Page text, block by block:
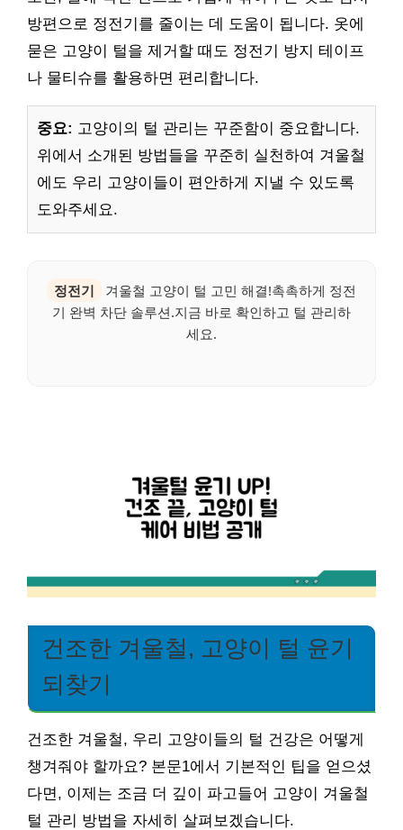
방편으로 정전기를 줄이는 데 도움이 됩니다. 옷에
묻은 고양이 털을 제거할 때도 정전기 방지 테이프
나 물티슈를 활용하면 편리합니다.
중요: 고양이의 털 관리는 꾸준함이 중요합니다.
위에서 소개된 방법들을 꾸준히 실천하여 겨울철
에도 우리 고양이들이 편안하게 지낼 수 있도록
도와주세요.
정전기
겨울철 고양이 털 고민 해결!촉촉하게 정전
기 완벽 차단 솔루션.지금 바로 확인하고 털 관리하
세요.
건조한 겨울철, 고양이 털 윤기
되찾기
건조한 겨울철, 우리 고양이들의 털 건강은 어떻게
챙겨줘야 할까요? 본문1에서 기본적인 팁을 얻으셨
다면, 이제는 조금 더 깊이 파고들어 고양이 겨울철
털 관리 방법을 자세히 살펴보겠습니다.